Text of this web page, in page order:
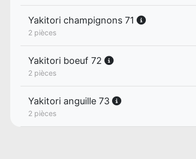
Yakitori champignons 71
2 pièces
Yakitori boeuf 72
2 pièces
Yakitori anguille 73
2 pièces